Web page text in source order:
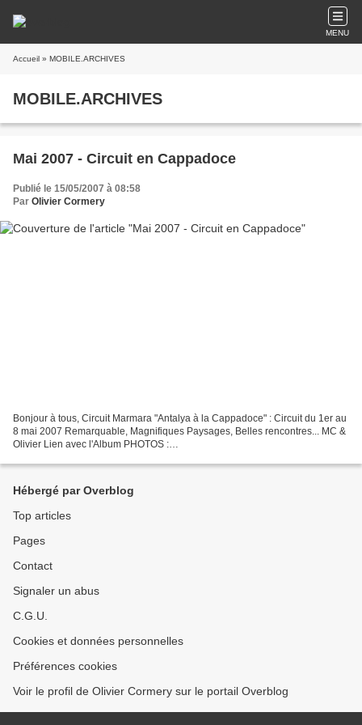
MENU
Accueil » MOBILE.ARCHIVES
MOBILE.ARCHIVES
Mai 2007 - Circuit en Cappadoce
Publié le 15/05/2007 à 08:58
Par Olivier Cormery
Bonjour à tous, Circuit Marmara "Antalya à la Cappadoce" : Circuit du 1er au
8 mai 2007 Remarquable, Magnifiques Paysages, Belles rencontres... MC &
Olivier Lien avec l'Album PHOTOS :
Hébergé par Overblog
Top articles
Pages
Contact
Signaler un abus
C.G.U.
Cookies et données personnelles
Préférences cookies
Voir le profil de Olivier Cormery sur le portail Overblog